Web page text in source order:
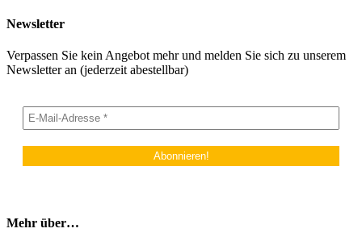
Newsletter
Verpassen Sie kein Angebot mehr und melden Sie sich zu unserem
Newsletter an (jederzeit abestellbar)
Mehr über…